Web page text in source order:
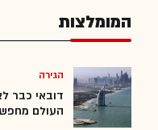
המומלצות
הגירה
דובאי כבר
העולם